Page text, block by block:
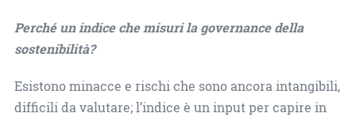
Perché un indice che misuri la governance della
sostenibilità?
Esistono minacce e rischi che sono ancora intangibili,
difficili da valutare; l’indice è un input per capire in